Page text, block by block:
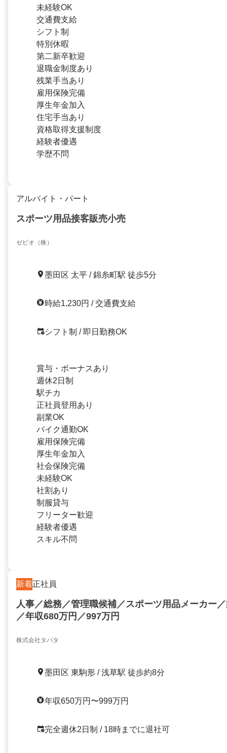
未経験OK
交通費支給
シフト制
特別休暇
第二新卒歓迎
退職金制度あり
残業手当あり
雇用保険完備
厚生年金加入
住宅手当あり
資格取得支援制度
経験者優遇
学歴不問
アルバイト・パート
スポーツ用品接客販売小売
ゼビオ（株）
墨田区 太平 / 錦糸町駅 徒歩5分
時給1,230円 / 交通費支給
シフト制 / 即日勤務OK
賞与・ボーナスあり
週休2日制
駅チカ
正社員登用あり
副業OK
バイク通勤OK
雇用保険完備
厚生年金加入
社会保険完備
未経験OK
社割あり
制服貸与
フリーター歓迎
経験者優遇
スキル不問
新着正社員
人事／総務／管理職候補／スポーツ用品メーカー
／年収680万円／997万円
株式会社タバタ
墨田区 東駒形 / 浅草駅 徒歩約8分
年収650万円〜999万円
完全週休2日制 / 18時までに退社可